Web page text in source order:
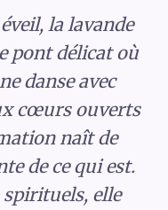
la lavande
pont délicat où
danse avec
cœurs ouverts
naît de
de ce qui est.
spirituels, elle